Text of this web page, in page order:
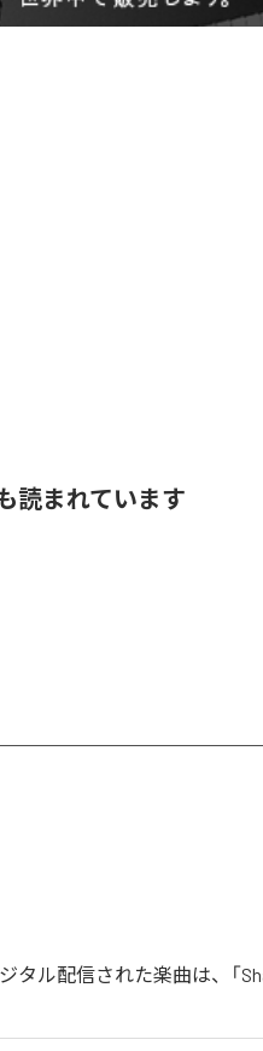
読まれています
タル配信された楽曲は、「